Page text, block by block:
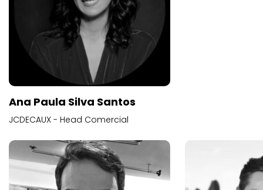
Ana Paula Silva Santos
JCDECAUX - Head Comercial